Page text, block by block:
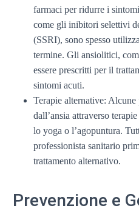
farmaci per ridurre i
come gli inibitori selettivi
(SSRI), sono spesso
termine. Gli ansiolitici,
essere prescritti per il
sintomi acuti.
Terapie alternative:
dall’ansia attraverso
lo yoga o l’agopuntura.
professionista sanitario
trattamento alternativo.
Prevenzione e